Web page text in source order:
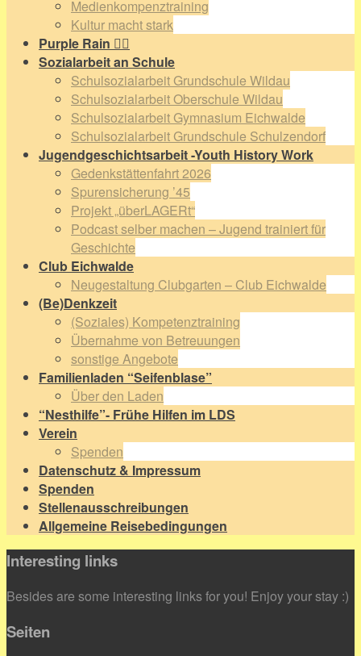
Medienkompenztraining
Kultur macht stark
Purple Rain 🏳️‍🌈
Sozialarbeit an Schule
Schulsozialarbeit Grundschule Wildau
Schulsozialarbeit Oberschule Wildau
Schulsozialarbeit Gymnasium Eichwalde
Schulsozialarbeit Grundschule Schulzendorf
Jugendgeschichtsarbeit -Youth History Work
Gedenkstättenfahrt 2026
Spurensicherung ’45
Projekt „überLAGERt“
Podcast selber machen – Jugend trainiert für
Geschichte
Club Eichwalde
Neugestaltung Clubgarten – Club Eichwalde
(Be)Denkzeit
(Soziales) Kompetenztraining
Übernahme von Betreuungen
sonstige Angebote
Familienladen “Seifenblase”
Über den Laden
“Nesthilfe”- Frühe Hilfen im LDS
Verein
Spenden
Datenschutz & Impressum
Spenden
Stellenausschreibungen
Allgemeine Reisebedingungen
Interesting links
Besides are some interesting links for you! Enjoy your stay :)
Seiten